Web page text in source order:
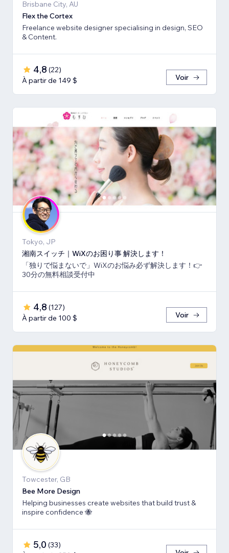
Brisbane City, AU
Flex the Cortex
Freelance website designer specialising in design, SEO
& Content.
4,8 (22)
À partir de 149 $
Voir
Tokyo, JP
湘南スイッチ｜WiXのお困り事 解決します！
「独りで悩まないで」WiXのお悩み必ず解決します！👉
30分の無料相談受付中
4,8 (127)
À partir de 100 $
Voir
Towcester, GB
Bee More Design
Helping businesses create websites that build trust &
inspire confidence 🐝
5,0 (33)